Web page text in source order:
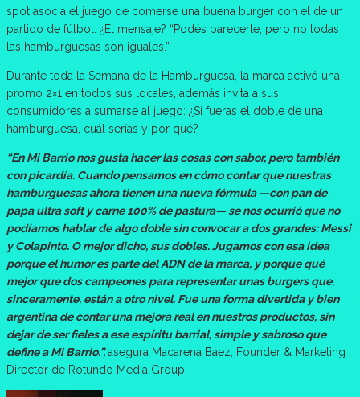
spot asocia el juego de comerse una buena burger con el de un
partido de fútbol. ¿El mensaje? “Podés parecerte, pero no todas
las hamburguesas son iguales.”
Durante toda la Semana de la Hamburguesa, la marca activó una
promo 2×1 en todos sus locales, además invita a sus
consumidores a sumarse al juego: ¿Si fueras el doble de una
hamburguesa, cuál serías y por qué?
“En Mi Barrio nos gusta hacer las cosas con sabor, pero también
con picardía. Cuando pensamos en cómo contar que nuestras
hamburguesas ahora tienen una nueva fórmula —con pan de
papa ultra soft y carne 100% de pastura— se nos ocurrió que no
podíamos hablar de algo doble sin convocar a dos grandes: Messi
y Colapinto. O mejor dicho, sus dobles. Jugamos con esa idea
porque el humor es parte del ADN de la marca, y porque qué
mejor que dos campeones para representar unas burgers que,
sinceramente, están a otro nivel. Fue una forma divertida y bien
argentina de contar una mejora real en nuestros productos, sin
dejar de ser fieles a ese espíritu barrial, simple y sabroso que
define a Mi Barrio.”,asegura Macarena Báez, Founder & Marketing
Director de Rotundo Media Group.